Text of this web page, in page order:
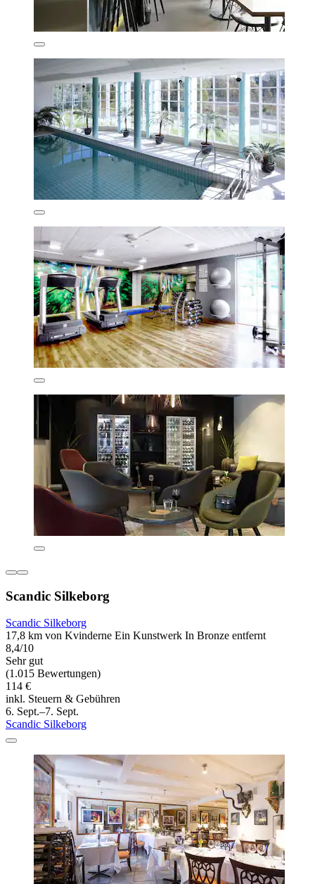
Scandic Silkeborg
Scandic Silkeborg
17,8 km von Kvinderne Ein Kunstwerk In Bronze entfernt
8,4/10
Sehr gut
(1.015 Bewertungen)
114 €
inkl. Steuern & Gebühren
6. Sept.–7. Sept.
Scandic Silkeborg